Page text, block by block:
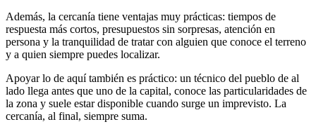
Además, la cercanía tiene ventajas muy prácticas: tiempos de
respuesta más cortos, presupuestos sin sorpresas, atención en
persona y la tranquilidad de tratar con alguien que conoce el terreno
y a quien siempre puedes localizar.
Apoyar lo de aquí también es práctico: un técnico del pueblo de al
lado llega antes que uno de la capital, conoce las particularidades de
la zona y suele estar disponible cuando surge un imprevisto. La
cercanía, al final, siempre suma.